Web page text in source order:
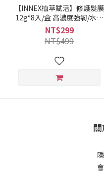
【INNEX植萃賦活】修護髮膜
12g*8入/盒 高濃度強韌/水光
感柔韌 任選1盒(沖洗式) 單件
賣場 (爆水髮膜/膠囊髮膜/密集
修護/保濕/護髮)｜美吾髮『可
海外配送』
NT$299
NT$499